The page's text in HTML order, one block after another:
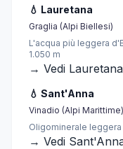
💧 Lauretana
Graglia (Alpi Biellesi)
L'acqua più leggera
1.050 m
→ Vedi
💧 Sant'Anna
Vinadio (Alpi Marittime)
Oligominerale
→ Vedi